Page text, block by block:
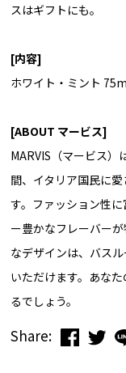
スはギフトにも。
[内容]
ホワイト・ミント
[ABOUT マービス]
MARVIS（マービス）
間、イタリア国民に
す。ファッション性
ー豊かなフレーバー
なデザインは、バス
いただけます。あな
るでしょう。
Share: